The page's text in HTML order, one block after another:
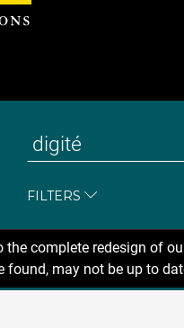
FILTERS
the complete redesign of
found, may not be up to